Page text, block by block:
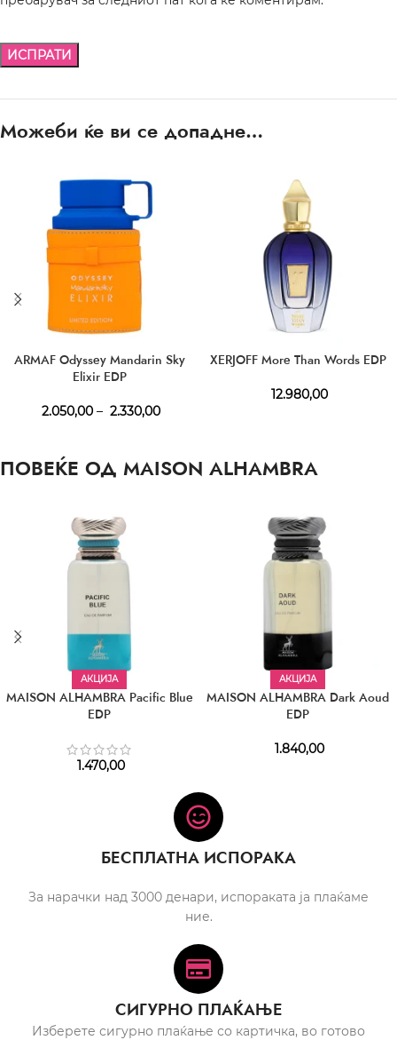
Можеби ќе ви се допадне…
ARMAF Odyssey Mandarin Sky
Elixir EDP
2.050,00 – 2.330,00
XERJOFF More Than Words EDP
12.980,00
ПОВЕЌЕ ОД MAISON ALHAMBRA
АКЦИЈА
MAISON ALHAMBRA Pacific Blue
EDP
1.470,00
АКЦИЈА
MAISON ALHAMBRA Dark Aoud
EDP
1.840,00
БЕСПЛАТНА ИСПОРАКА
За нарачки над 3000 денари, испораката ја плаќаме
ние.
СИГУРНО ПЛАЌАЊЕ
Изберете сигурно плаќање со картичка, во готово